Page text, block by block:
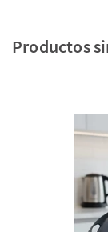
Productos